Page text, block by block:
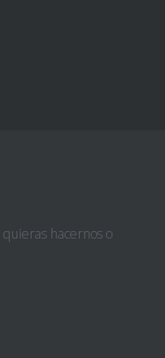
hacernos o